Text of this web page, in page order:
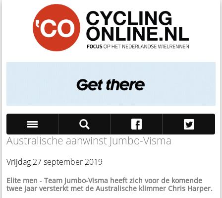
Australische aanwinst Jumbo-Visma
Vrijdag 27 september 2019
Elite men -Team Jumbo-Visma heeft zich voor de komende
twee jaar versterkt met de Australische klimmer Chris Harper.